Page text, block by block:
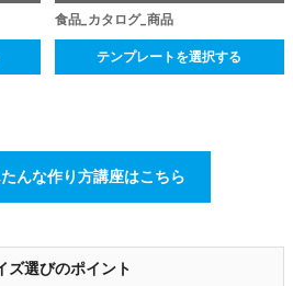
食品_カタログ_商品
テンプレートを選択する
んな作り方講座はこちら
ズ選びのポイント